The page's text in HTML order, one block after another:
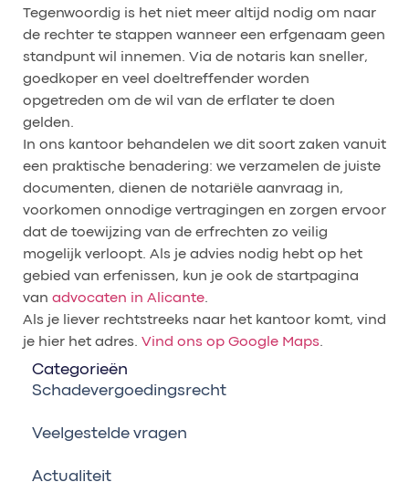
Tegenwoordig is het niet meer altijd nodig om naar
de rechter te stappen wanneer een erfgenaam geen
standpunt wil innemen. Via de notaris kan sneller,
goedkoper en veel doeltreffender worden
opgetreden om de wil van de erflater te doen
gelden.
In ons kantoor behandelen we dit soort zaken vanuit
een praktische benadering: we verzamelen de juiste
documenten, dienen de notariële aanvraag in,
voorkomen onnodige vertragingen en zorgen ervoor
dat de toewijzing van de erfrechten zo veilig
mogelijk verloopt. Als je advies nodig hebt op het
gebied van erfenissen, kun je ook de startpagina
van advocaten in Alicante.
Als je liever rechtstreeks naar het kantoor komt, vind
je hier het adres. Vind ons op Google Maps.
Categorieën
Schadevergoedingsrecht
Veelgestelde vragen
Actualiteit